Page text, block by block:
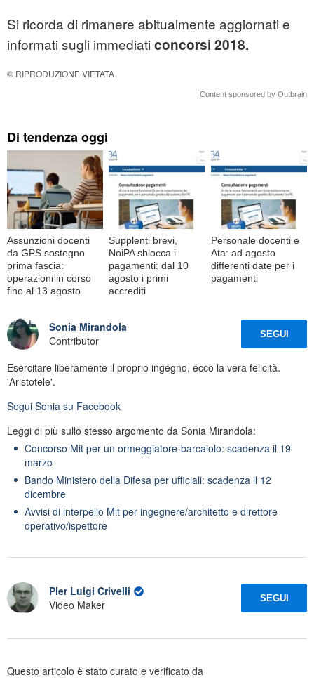
Si ricorda di rimanere abitualmente aggiornati e
informati sugli immediati concorsi 2018.
© RIPRODUZIONE VIETATA
Content sponsored by Outbrain
Di tendenza oggi
Assunzioni docenti
da GPS sostegno
prima fascia:
operazioni in corso
fino al 13 agosto
Supplenti brevi,
NoiPA sblocca i
pagamenti: dal 10
agosto i primi
accrediti
Personale docenti e
Ata: ad agosto
differenti date per i
pagamenti
Sonia Mirandola
Contributor
SEGUI
Esercitare liberamente il proprio ingegno, ecco la vera felicità.
'Aristotele'.
Segui Sonia su Facebook
Leggi di più sullo stesso argomento da Sonia Mirandola:
Concorso Mit per un ormeggiatore-barcaiolo: scadenza il 19
marzo
Bando Ministero della Difesa per ufficiali: scadenza il 12
dicembre
Avvisi di interpello Mit per ingegnere/architetto e direttore
operativo/ispettore
Pier Luigi Crivelli
Video Maker
SEGUI
Questo articolo è stato curato e verificato da